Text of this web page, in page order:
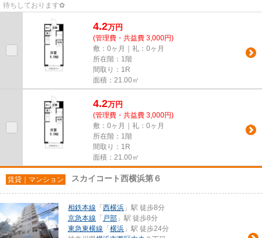
待ちしております✿
4.2万円
(管理費・共益費 3,000円)
敷：0ヶ月｜礼：0ヶ月
所在階：1階
間取り：1R
面積：21.00㎡
4.2万円
(管理費・共益費 3,000円)
敷：0ヶ月｜礼：0ヶ月
所在階：1階
間取り：1R
面積：21.00㎡
賃貸｜マンション スカイコート西横浜第６
相鉄本線 「 西横浜 」駅 徒歩8分
京急本線 「 戸部 」駅 徒歩8分
東急東横線 「 横浜 」駅 徒歩24分